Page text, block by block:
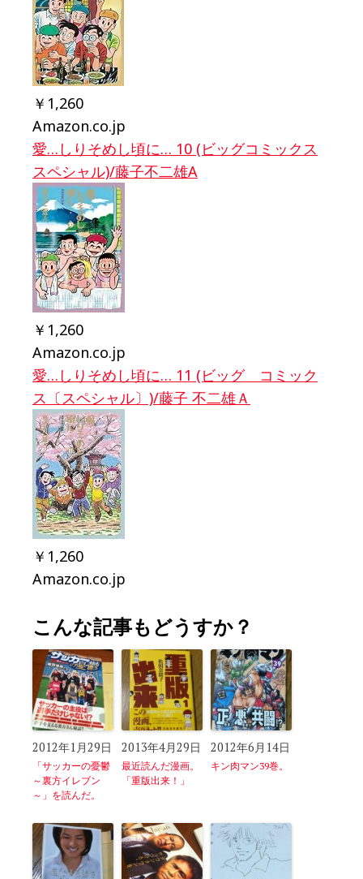
￥1,260
Amazon.co.jp
愛…しりそめし頃に… 10 (ビッグコミックス
スペシャル)/藤子不二雄A
￥1,260
Amazon.co.jp
愛…しりそめし頃に… 11 (ビッグ コミック
ス〔スペシャル〕)/藤子 不二雄Ａ
￥1,260
Amazon.co.jp
こんな記事もどうすか？
2012年1月29日
「サッカーの憂鬱
～裏方イレブン
～」を読んだ。
2013年4月29日
最近読んだ漫画。
「重版出来！」
2012年6月14日
キン肉マン39巻。